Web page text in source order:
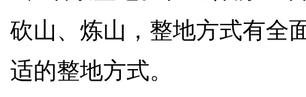
砍山、炼山，整地方式有全
适的整地方式。